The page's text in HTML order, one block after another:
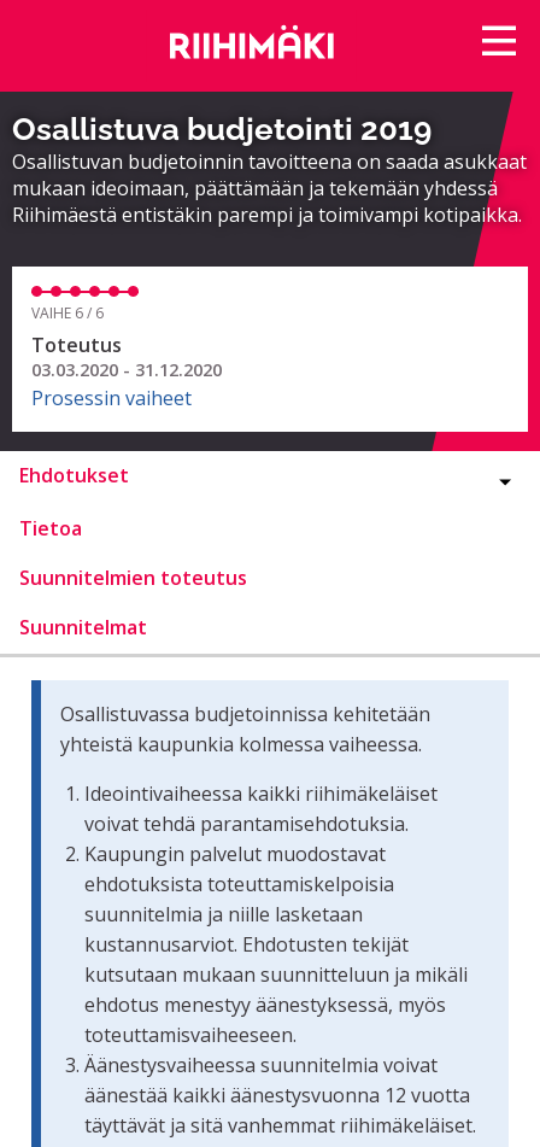
Osallistuva budjetointi 2019
Osallistuvan budjetoinnin tavoitteena on saada asukkaat
mukaan ideoimaan, päättämään ja tekemään yhdessä
Riihimäestä entistäkin parempi ja toimivampi kotipaikka.
VAIHE 6 / 6
Toteutus
03.03.2020 - 31.12.2020
Prosessin vaiheet
Ehdotukset
Tietoa
Suunnitelmien toteutus
Suunnitelmat
Osallistuvassa budjetoinnissa kehitetään
yhteistä kaupunkia kolmessa vaiheessa.
Ideointivaiheessa kaikki riihimäkeläiset
voivat tehdä parantamisehdotuksia.
Kaupungin palvelut muodostavat
ehdotuksista toteuttamiskelpoisia
suunnitelmia ja niille lasketaan
kustannusarviot. Ehdotusten tekijät
kutsutaan mukaan suunnitteluun ja mikäli
ehdotus menestyy äänestyksessä, myös
toteuttamisvaiheeseen.
Äänestysvaiheessa suunnitelmia voivat
äänestää kaikki äänestysvuonna 12 vuotta
täyttävät ja sitä vanhemmat riihimäkeläiset.